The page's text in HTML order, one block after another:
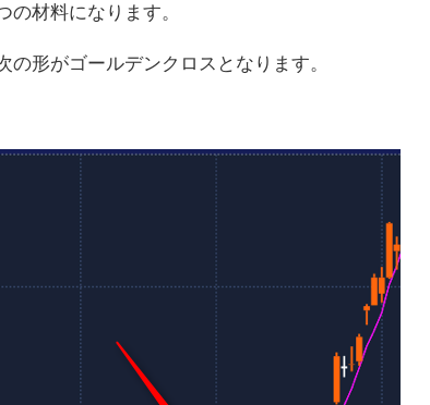
の材料になります。
形がゴールデンクロスとなります。